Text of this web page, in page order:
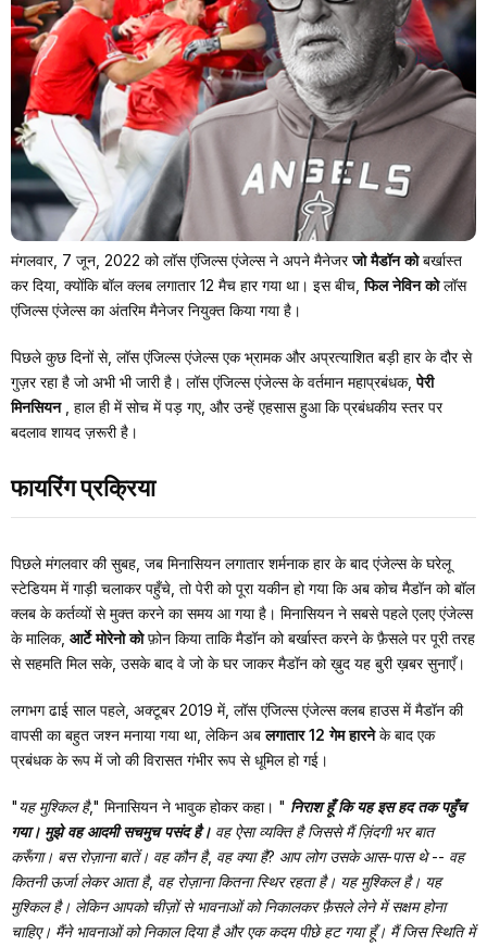
मंगलवार, 7 जून, 2022 को लॉस एंजिल्स एंजेल्स ने अपने मैनेजरजो मैडॉन कोबर्खास्त
कर दिया, क्योंकि बॉल क्लब लगातार 12 मैच हार गया था। इस बीच,फिल नेविन कोलॉस
एंजिल्स एंजेल्स का अंतरिम मैनेजर नियुक्त किया गया है।
पिछले कुछ दिनों से, लॉस एंजिल्स एंजेल्स एक भ्रामक और अप्रत्याशित बड़ी हार के दौर से
गुज़र रहा है जो अभी भी जारी है। लॉस एंजिल्स एंजेल्स के वर्तमान महाप्रबंधक,पेरी
मिनसियन, हाल ही में सोच में पड़ गए, और उन्हें एहसास हुआ कि प्रबंधकीय स्तर पर
बदलाव शायद ज़रूरी है।
फायरिंग प्रक्रिया
पिछले मंगलवार की सुबह, जब मिनासियन लगातार शर्मनाक हार के बाद एंजेल्स के घरेलू
स्टेडियम में गाड़ी चलाकर पहुँचे, तो पेरी को पूरा यकीन हो गया कि अब कोच मैडॉन को बॉल
क्लब के कर्तव्यों से मुक्त करने का समय आ गया है। मिनासियन ने सबसे पहले एलए एंजेल्स
के मालिक, आर्टे मोरेनो कोफ़ोन किया ताकि मैडॉन को बर्खास्त करने के फ़ैसले पर पूरी तरह
से सहमति मिल सके, उसके बाद वे जो के घर जाकर मैडॉन को ख़ुद यह बुरी ख़बर सुनाएँ।
लगभग ढाई साल पहले, अक्टूबर 2019 में, लॉस एंजिल्स एंजेल्स क्लब हाउस में मैडॉन की
वापसी का बहुत जश्न मनाया गया था, लेकिन अबलगातार 12 गेम हारनेके बाद एक
प्रबंधक के रूप में जो की विरासत गंभीर रूप से धूमिल हो गई।
"यह मुश्किल है," मिनासियन ने भावुक होकर कहा। " निराश हूँ कि यह इस हद तक पहुँच
गया। मुझे वह आदमी सचमुच पसंद है। वह ऐसा व्यक्ति है जिससे मैं ज़िंदगी भर बात
करूँगा। बस रोज़ाना बातें। वह कौन है, वह क्या है? आप लोग उसके आस-पास थे -- वह
कितनी ऊर्जा लेकर आता है, वह रोज़ाना कितना स्थिर रहता है। यह मुश्किल है। यह
मुश्किल है। लेकिन आपको चीज़ों से भावनाओं को निकालकर फ़ैसले लेने में सक्षम होना
चाहिए। मैंने भावनाओं को निकाल दिया है और एक कदम पीछे हट गया हूँ। मैं जिस स्थिति में